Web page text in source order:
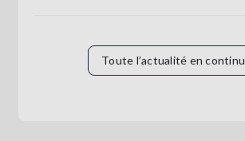
Toute l’actualité en continu